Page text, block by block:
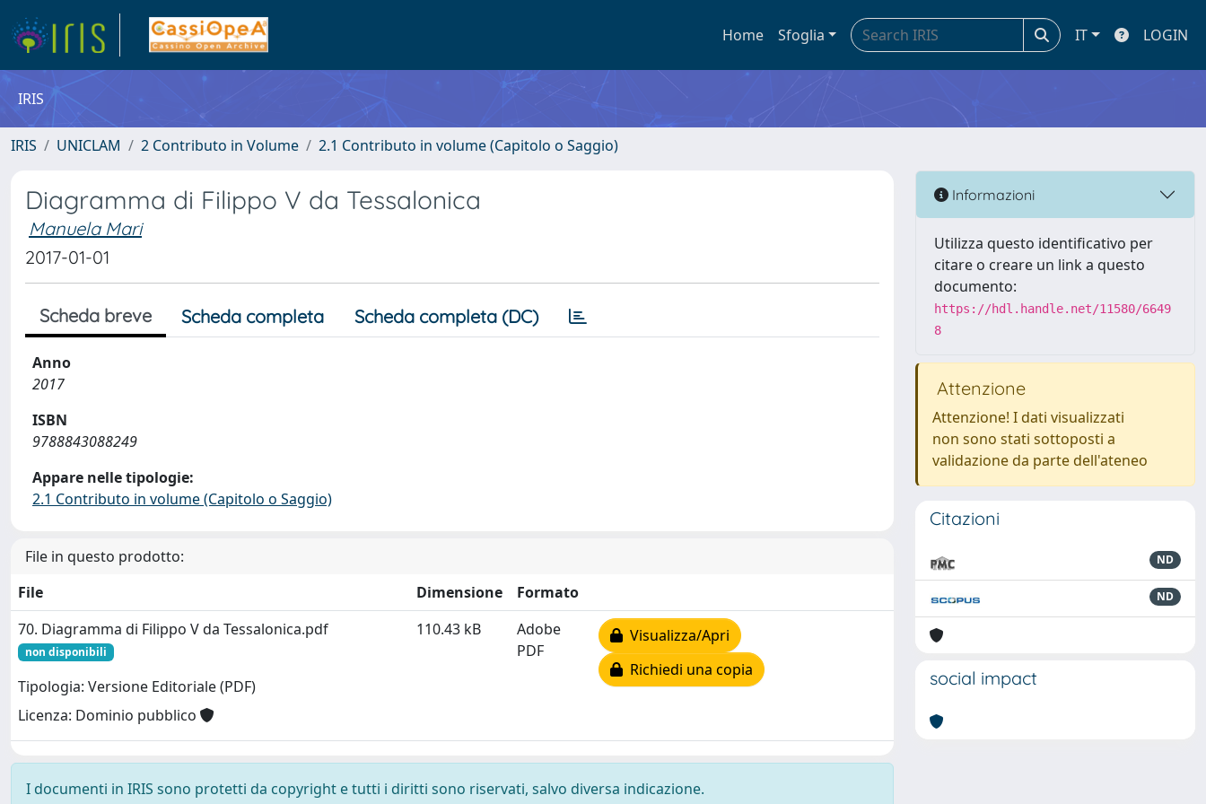
Home Sfoglia IT LOGIN
IRIS
IRIS UNICLAM 2 Contributo in Volume 2.1 Contributo in volume (Capitolo o Saggio)
Diagramma di Filippo V da Tessalonica
Manuela Mari
2017-01-01
Scheda breve Scheda completa Scheda completa (DC)
Anno
2017
ISBN
9788843088249
Appare nelle tipologie:
2.1 Contributo in volume (Capitolo o Saggio)
File in questo prodotto:
File
Dimensione
Formato
70. Diagramma di Filippo V da Tessalonica.pdf
non disponibili
Tipologia: Versione Editoriale (PDF)
Licenza: Dominio pubblico
110.43 kB
Adobe
PDF
Visualizza/Apri
Richiedi una copia
I documenti in IRIS sono protetti da copyright e tutti i diritti sono riservati, salvo diversa indicazione.
Informazioni
Utilizza questo identificativo per
citare o creare un link a questo
documento:
https://hdl.handle.net/11580/6649
8
Attenzione
Attenzione! I dati visualizzati
non sono stati sottoposti a
validazione da parte dell'ateneo
Citazioni
ND
ND
social impact